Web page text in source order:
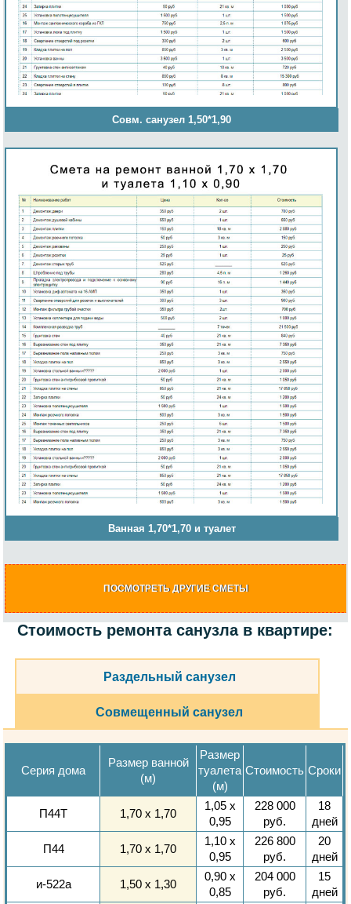
Совм. санузел 1,50*1,90
Ванная 1,70*1,70 и туалет
ПОСМОТРЕТЬ ДРУГИЕ СМЕТЫ
Стоимость ремонта санузла в квартире:
Раздельный санузел
Совмещенный санузел
Серия дома
Размер ванной
(м)
Размер
туалета
(м)
Стоимость Сроки
П44Т 1,70 х 1,70
1,05 х
0,95
228 000
руб.
18
дней
П44 1,70 х 1,70
1,10 х
0,95
226 800
руб.
20
дней
и-522а 1,50 х 1,30
0,90 х
0,85
204 000
руб.
15
дней